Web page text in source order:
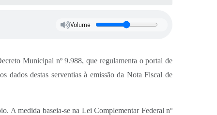
Volume
Municipal nº 9.988, que regulamenta o portal de
dados destas serventias à emissão da Nota Fiscal de
A medida baseia-se na Lei Complementar Federal nº